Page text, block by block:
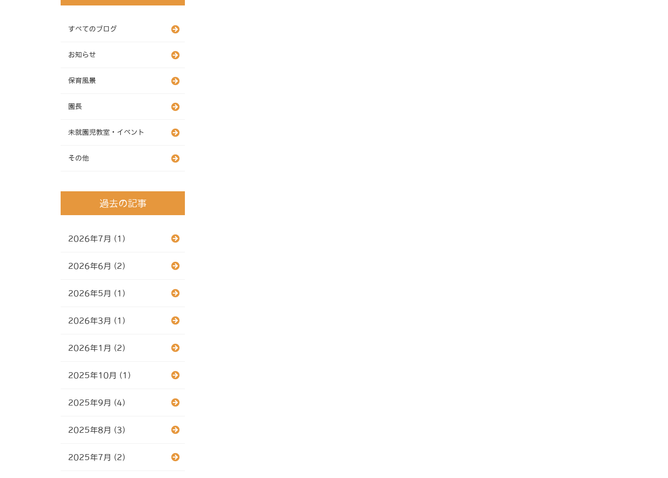
すべてのブログ
お知らせ
保育風景
園長
未就園児教室・イベント
その他
過去の記事
2026年7月 (1)
2026年6月 (2)
2026年5月 (1)
2026年3月 (1)
2026年1月 (2)
2025年10月 (1)
2025年9月 (4)
2025年8月 (3)
2025年7月 (2)